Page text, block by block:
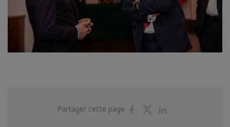
Partager cette page
PartagerPartager